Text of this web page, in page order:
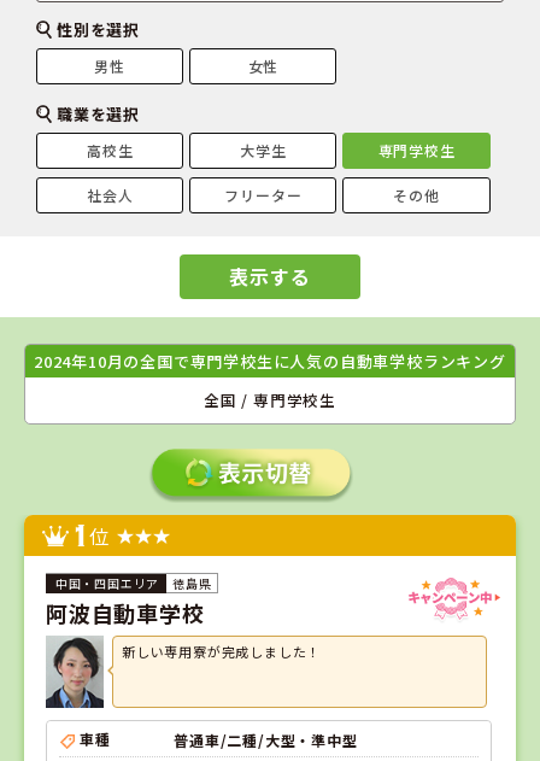
性別を選択
男性 女性
職業を選択
高校生 大学生 専門学校生
社会人 フリーター その他
表示する
2024年10月の全国で専門学校生に人気の自動車学校ランキング
全国 / 専門学校生
1位
徳島県
阿波自動車学校
新しい専用寮が完成しました！
車種
普通車/二種/大型・準中型